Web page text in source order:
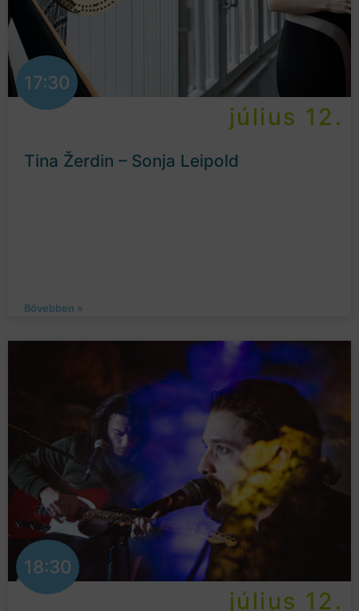
17:30
július 12.
Tina Žerdin – Sonja Leipold
Bővebben »
18:30
július 12.